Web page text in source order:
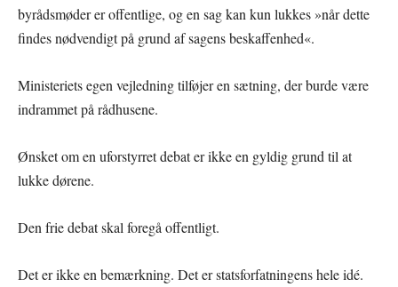
byrådsmøder er offentlige, og en sag kan kun lukkes »når dette
findes nødvendigt på grund af sagens beskaffenhed«.
Ministeriets egen vejledning tilføjer en sætning, der burde være
indrammet på rådhusene.
Ønsket om en uforstyrret debat er ikke en gyldig grund til at
lukke dørene.
Den frie debat skal foregå offentligt.
Det er ikke en bemærkning. Det er statsforfatningens hele idé.